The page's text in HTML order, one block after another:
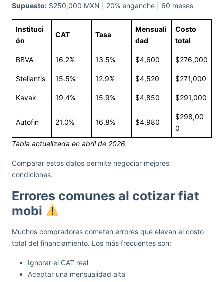
Supuesto: $250,000 MXN | 20% enganche | 60 meses
Instituci
ón
CAT Tasa
Mensuali
dad
Costo
total
BBVA 16.2% 13.5% $4,600 $276,000
Stellantis 15.5% 12.9% $4,520 $271,000
Kavak 19.4% 15.9% $4,850 $291,000
Autofin 21.0% 16.8% $4,980
$298,00
0
Tabla actualizada en abril de 2026.
Comparar estos datos permite negociar mejores
condiciones.
Errores comunes al cotizar fiat
mobi
Muchos compradores cometen errores que elevan el costo
total del financiamiento. Los más frecuentes son:
Ignorar el CAT real
Aceptar una mensualidad alta